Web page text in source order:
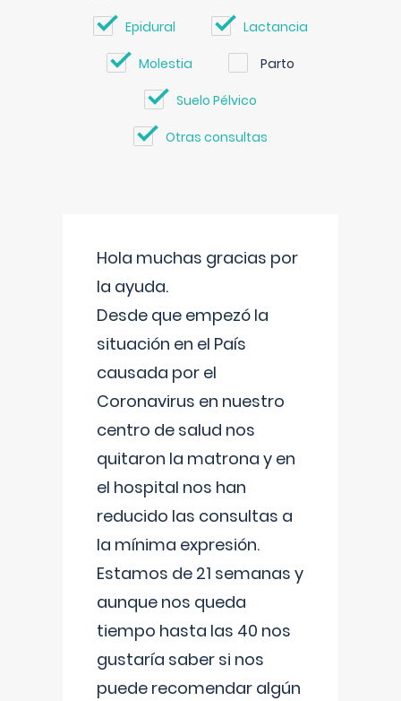
Epidural Lactancia
Molestia Parto
Suelo Pélvico
Otras consultas
Hola muchas gracias por
la ayuda.
Desde que empezó la
situación en el País
causada por el
Coronavirus en nuestro
centro de salud nos
quitaron la matrona y en
el hospital nos han
reducido las consultas a
la mínima expresión.
Estamos de 21 semanas y
aunque nos queda
tiempo hasta las 40 nos
gustaría saber si nos
puede recomendar algún